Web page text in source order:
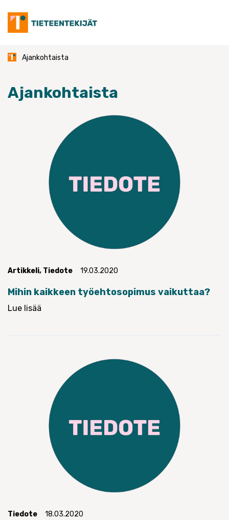
content
Ajankohtaista
Ajankohtaista
Artikkeli, Tiedote 19.03.2020
Mihin kaikkeen työehtosopimus vaikuttaa?
Lue lisää
Tiedote 18.03.2020